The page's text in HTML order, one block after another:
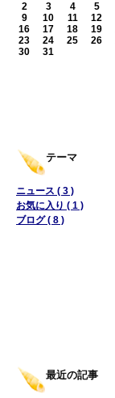
2
3 4 5
9
10 11 12
16
17 18 19
23
24 25 26
30
31
テーマ
ニュース ( 3 )
お気に入り ( 1 )
ブログ ( 8 )
最近の記事